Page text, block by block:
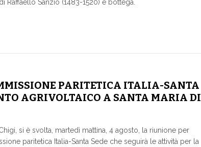
Raffaello Sanzio (1483-1520) e bottega.
PARITETICA ITALIA-SANTA
AGRIVOLTAICO A SANTA MARIA DI
si è svolta, martedì mattina, 4 agosto, la riunione per
paritetica Italia-Santa Sede che seguirà le attività per la